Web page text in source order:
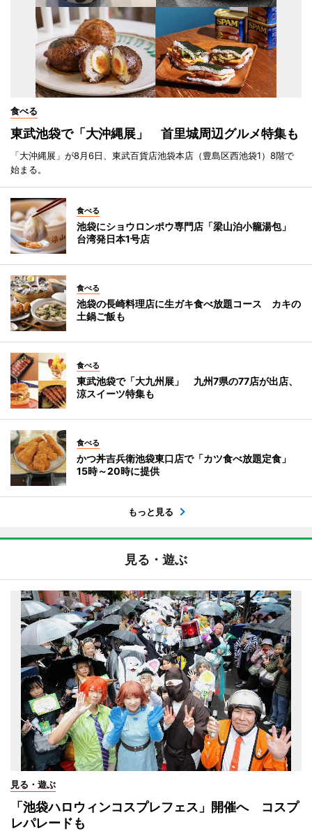
食べる
東武池袋で「大沖縄展」 首里城周辺グルメ特集も
「大沖縄展」が8月6日、東武百貨店池袋本店（豊島区西池袋1）8階で
始まる。
食べる
池袋にショウロンポウ専門店「梁山泊小籠湯包」
台湾発日本1号店
食べる
池袋の長崎料理店に生ガキ食べ放題コース カキの
土鍋ご飯も
食べる
東武池袋で「大九州展」 九州7県の77店が出店、
涼スイーツ特集も
食べる
かつ丼吉兵衛池袋東口店で「カツ食べ放題定食」
15時～20時に提供
もっと見る
見る・遊ぶ
見る・遊ぶ
「池袋ハロウィンコスプレフェス」開催へ コスプ
レパレードも